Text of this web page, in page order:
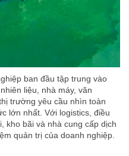
ban đầu tập trung vào
liệu, nhà máy, văn
trường yêu cầu nhìn toàn
lớn nhất. Với logistics, điều
kho bãi và nhà cung cấp dịch
quản trị của doanh nghiệp.